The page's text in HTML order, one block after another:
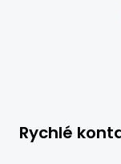
Rychlé